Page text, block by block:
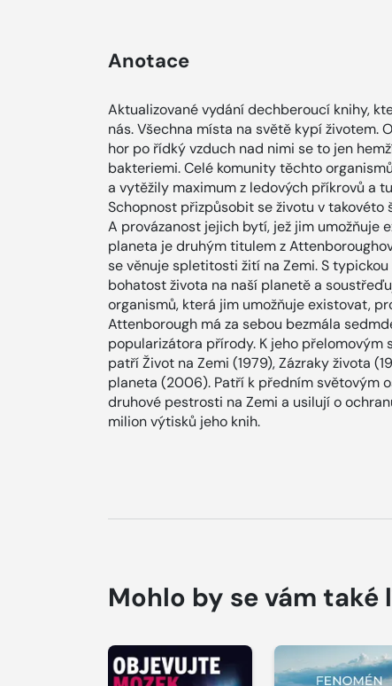
Anotace
Aktualizované vydání dechberoucí knihy,
nás. Všechna místa na světě kypí životem.
hor po řídký vzduch nad nimi se to jen
bakteriemi. Celé komunity těchto
a vytěžily maximum z ledových příkrovů a
Schopnost přizpůsobit se životu v
A provázanost jejich bytí, jež jim umožňuje
planeta je druhým titulem z
se věnuje spletitosti žití na Zemi. S
bohatost života na naší planetě a
organismů, která jim umožňuje existovat,
Attenborough má za sebou bezmála
popularizátora přírody. K jeho přelomovým
patří Život na Zemi (1979), Zázraky života
planeta (2006). Patří k předním světovým
druhové pestrosti na Zemi a usilují o
milion výtisků jeho knih.
Mohlo by se vám také